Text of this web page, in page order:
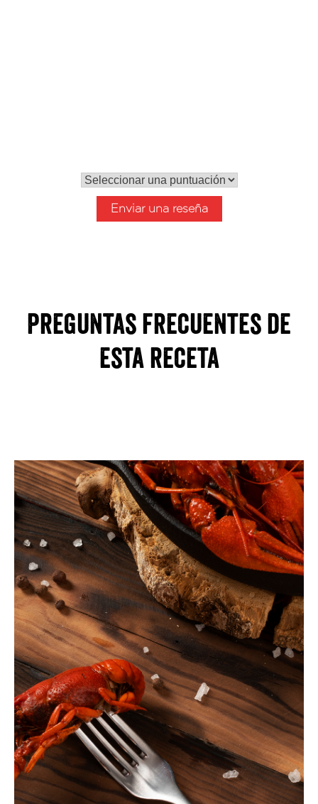
Enviar una reseña
Preguntas frecuentes de
esta receta